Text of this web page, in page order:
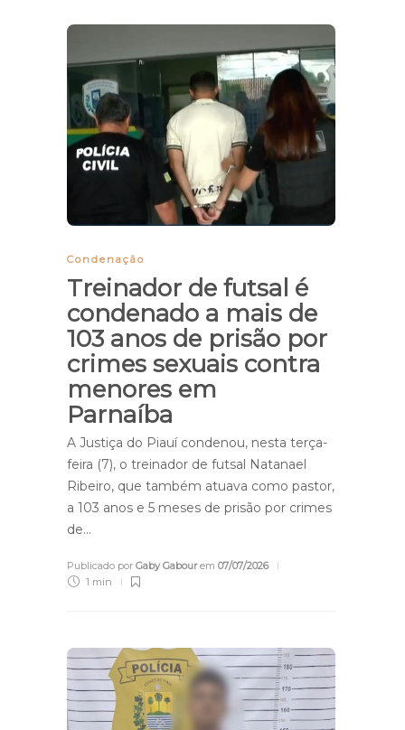
Condenação
Treinador de futsal é
condenado a mais de
103 anos de prisão por
crimes sexuais contra
menores em
Parnaíba
A Justiça do Piauí condenou, nesta terça-
feira (7), o treinador de futsal Natanael
Ribeiro, que também atuava como pastor,
a 103 anos e 5 meses de prisão por crimes
de…
Publicado por Gaby Gabourem 07/07/2026
1 min